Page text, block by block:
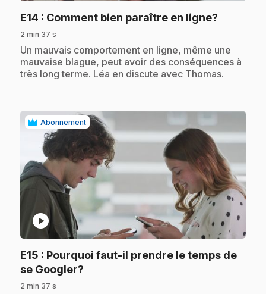
E14 : Comment bien paraître en ligne?
2 min 37 s
.Un mauvais comportement en ligne, même une
mauvaise blague, peut avoir des conséquences à
très long terme. Léa en discute avec Thomas.
Abonnement
play_circle
E15 : Pourquoi faut-il prendre le temps de
se Googler?
2 min 37 s